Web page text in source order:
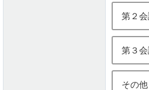
第２
第３
その他